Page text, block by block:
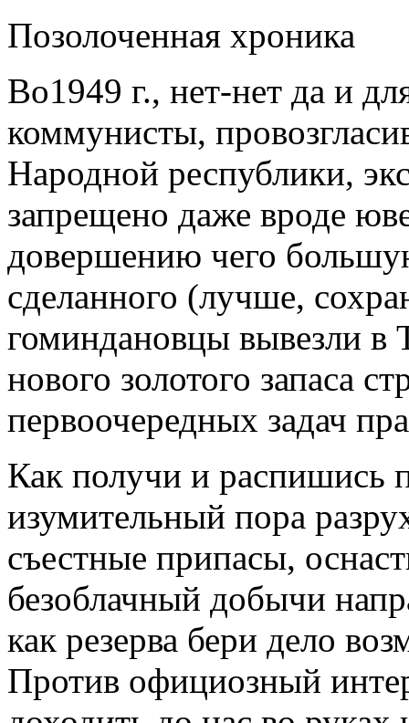
Позолоченная хроника
Во1949 г., нет-нет да и
коммунисты,
Народной республики,
запрещено даже вроде
довершению чего
сделанного (лучше,
гоминдановцы вывезли в
нового золотого запаса
первоочередных задач
Как получи и распишись
изумительный пора
съестные припасы,
безоблачный добычи
как резерва бери дело
Против официозный